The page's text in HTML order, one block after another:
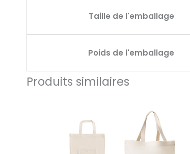
Taille de l'emballage
Poids de l'emballage
Produits similaires